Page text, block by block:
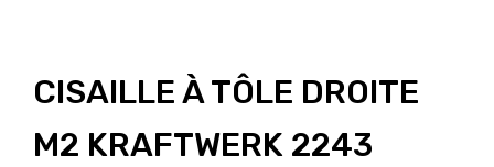
CISAILLE À TÔLE DROITE
M2 KRAFTWERK 2243